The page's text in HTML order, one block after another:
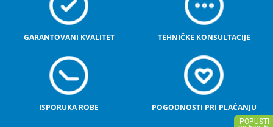
GARANTOVANI KVALITET TEHNIČKE KONSULTACIJE
ISPORUKA ROBE POGODNOSTI PRI PLAĆANJU